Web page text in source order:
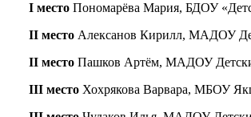
I место Пономарёва Мария, БДОУ
II место Алексанов Кирилл, МАДОУ
II место Пашков Артём, МАДОУ
III место Хохрякова Варвара, МБОУ